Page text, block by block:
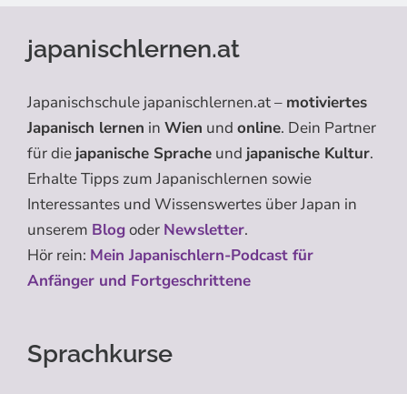
japanischlernen.at
Japanischschule japanischlernen.at – motiviertes
Japanisch lernen in Wien und online. Dein Partner
für die japanische Sprache und japanische Kultur.
Erhalte Tipps zum Japanischlernen sowie
Interessantes und Wissenswertes über Japan in
unserem Blogoder Newsletter.
Hör rein: Mein Japanischlern-Podcast für
Anfänger und Fortgeschrittene
Sprachkurse